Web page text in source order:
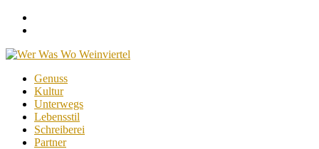
Skip
content
Genuss
Kultur
Unterwegs
Lebensstil
Schreiberei
Partner